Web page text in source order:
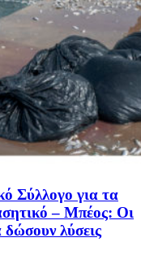
Σύλλογο για τα
– Μπέος: Οι
λύσεις